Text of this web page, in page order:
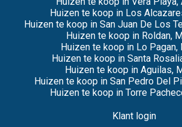
Huizen te koop in Los
Huizen te koop in San Juan De Los
Huizen te koop in Roldan,
Huizen te koop in Lo Pagan,
Huizen te koop in Santa
Huizen te koop in Aguilas,
Huizen te koop in San Pedro Del
Huizen te koop in Torre
Klant login